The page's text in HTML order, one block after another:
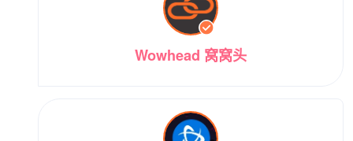
Wowhead 窝窝头